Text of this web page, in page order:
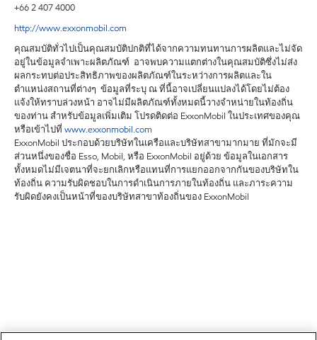
+66 2 407 4000
http://www.exxonmobil.com
คุณสมบัติทั่วไปเป็นคุณสมบัติปกติที่ได้จากความทนทานการผลิตและไม่จัด
อยู่ในข้อมูลจำเพาะผลิตภัณฑ์ อาจพบความแตกต่างในคุณสมบัติซึ่งไม่ส่ง
ผลกระทบต่อประสิทธิภาพของผลิตภัณฑ์ในระหว่างการผลิตและใน
ตำแหน่งสถานที่ต่างๆ ข้อมูลที่ระบุ ณ ที่นี้อาจเปลี่ยนแปลงได้โดยไม่ต้อง
แจ้งให้ทราบล่วงหน้า อาจไม่มีผลิตภัณฑ์ทั้งหมดนี้วางจำหน่ายในท้องถิ่น
ของท่าน สำหรับข้อมูลเพิ่มเติม โปรดติดต่อ ExxonMobil ในประเทศของคุณ
หรือเข้าไปที่ www.exxonmobil.com
ExxonMobil ประกอบด้วยบริษัทในเครือและบริษัทสาขามากมาย ที่มักจะมี
ส่วนหนึ่งของชื่อ Esso, Mobil, หรือ ExxonMobil อยู่ด้วย ข้อมูลในเอกสาร
ทั้งหมดไม่มีเจตนาที่จะยกเลิกหรือแทนที่การแยกออกจากกันของบริษัทใน
ท้องถิ่น ความรับผิดชอบในการดำเนินการภายในท้องถิ่น และภาระความ
รับผิดยังคงเป็นหน้าที่ของบริษัทสาขาท้องถิ่นของ ExxonMobil